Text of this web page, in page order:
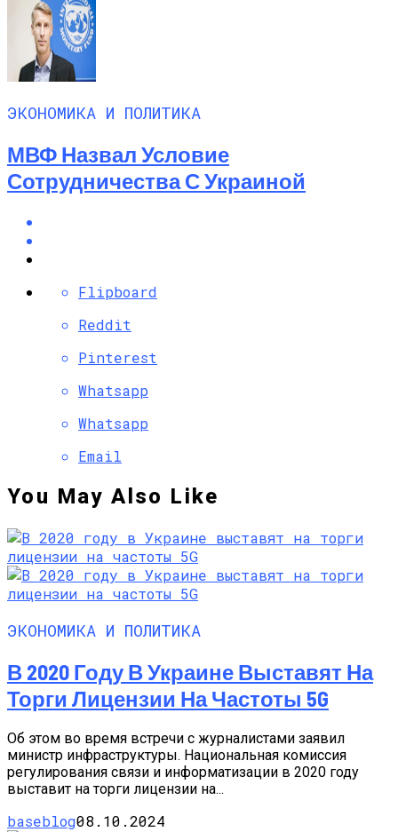
ЭКОНОМИКА И ПОЛИТИКА
МВФ Назвал Условие
Сотрудничества С Украиной
Flipboard
Reddit
Pinterest
Whatsapp
Whatsapp
Email
You May Also Like
ЭКОНОМИКА И ПОЛИТИКА
В 2020 Году В Украине Выставят На
Торги Лицензии На Частоты 5G
Об этом во время встречи с журналистами заявил
министр инфраструктуры. Национальная комиссия
регулирования связи и информатизации в 2020 году
выставит на торги лицензии на...
baseblog08.10.2024